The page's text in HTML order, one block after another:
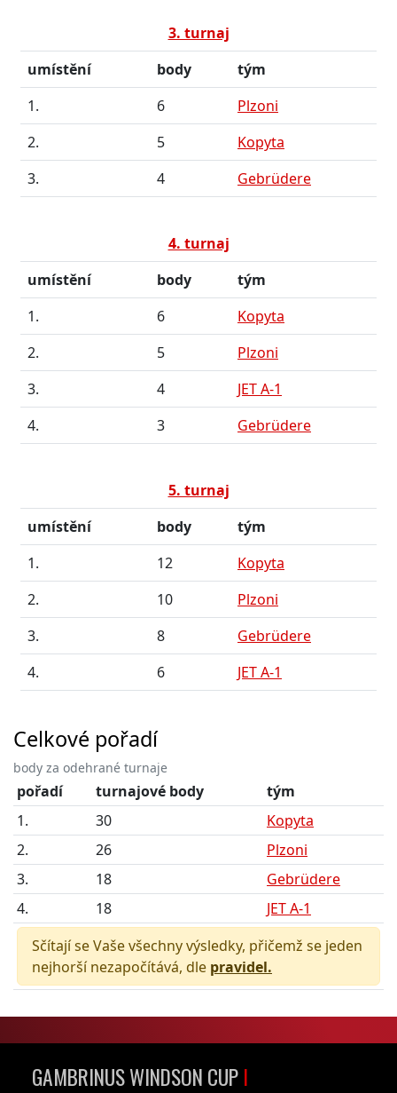
3. turnaj
umístění
body
tým
1.
6
Plzoni
2.
5
Kopyta
3.
4 Gebrüdere
4. turnaj
umístění
body
tým
1.
6
Kopyta
2.
5
Plzoni
3.
4
JET A-1
4.
3 Gebrüdere
5. turnaj
umístění
body
tým
1.
12
Kopyta
2.
10
Plzoni
3.
8
Gebrüdere
4.
6 JET A-1
Celkové pořadí
body za odehrané turnaje
pořadí turnajové body
tým
1.
30
Kopyta
2.
26
Plzoni
3.
18
Gebrüdere
4.
18
JET A-1
Sčítají se Vaše všechny výsledky, přičemž se jeden
nejhorší nezapočítává, dle pravidel.
GAMBRINUS WINDSON CUP I